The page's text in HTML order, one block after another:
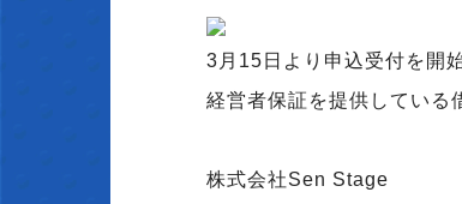
3月15日より申込受付を開
経営者保証を提供している
株式会社Sen Stage